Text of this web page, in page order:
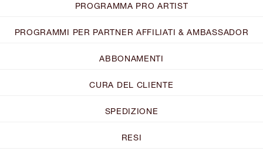
PROGRAMMA PRO ARTIST
PROGRAMMI PER PARTNER AFFILIATI & AMBASSADOR
ABBONAMENTI
CURA DEL CLIENTE
SPEDIZIONE
RESI